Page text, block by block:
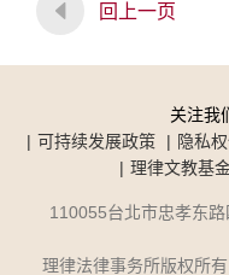
回上一页
关注我
可持续发展政策
隐私
理律文教基
110055台北市忠孝东
理律法律事务所版权所